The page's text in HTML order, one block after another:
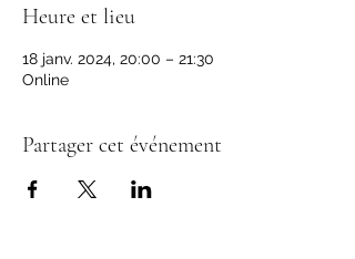
Heure et lieu
18 janv. 2024, 20:00 – 21:30
Online
Partager cet événement